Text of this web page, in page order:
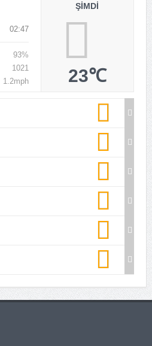
02:47
93%
1021
1.2mph
ŞIMDI
23℃